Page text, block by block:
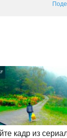
кадр из